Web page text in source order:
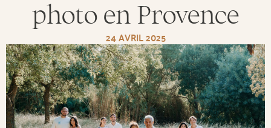
photo en Provence
24 AVRIL 2025